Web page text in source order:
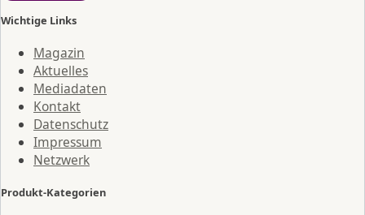
Wichtige Links
Magazin
Aktuelles
Mediadaten
Kontakt
Datenschutz
Impressum
Netzwerk
Produkt-Kategorien